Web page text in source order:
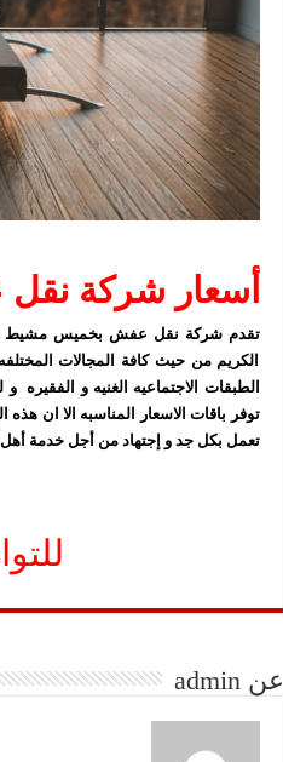
أسعار شركة
تقدم شركة نقل عفش بخميس مشيط
الكريم من حيث كافة المجالات
الطبقات الاجتماعيه الغنيه و
توفر باقات الاسعار المناسبه الا ان
تعمل بكل جد و إجتهاد من أجل خدمة
عن admin